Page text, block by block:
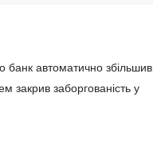
банк автоматично збільшив
закрив заборгованість у